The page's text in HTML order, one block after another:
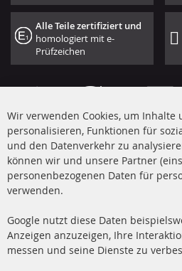
Alle Teile zertifiziert und
homologiert mit e-
Prüfzeichen
+49 (0) 4533 799 00 0
Mo-Do: 09-17 Uhr, Fr 09-16 Uhr
info@contra-automotive.de
facebook
instagram
Quick Links
Wir verwenden Cookies, um Inhalte
personalisieren, Funktionen für
und den Datenverkehr zu
können wir und unsere Partner
personenbezogenen Daten für
verwenden.
Google nutzt diese Daten
Anzeigen anzuzeigen, Ihre
messen und seine Dienste zu